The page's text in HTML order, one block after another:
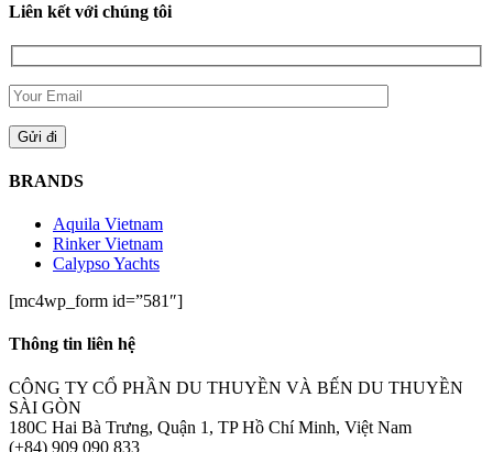
Liên kết với chúng tôi
BRANDS
Aquila Vietnam
Rinker Vietnam
Calypso Yachts
[mc4wp_form id=”581″]
Thông tin liên hệ
CÔNG TY CỔ PHẦN DU THUYỀN VÀ BẾN DU THUYỀN
SÀI GÒN
180C Hai Bà Trưng, Quận 1, TP Hồ Chí Minh, Việt Nam
(+84) 909 090 833